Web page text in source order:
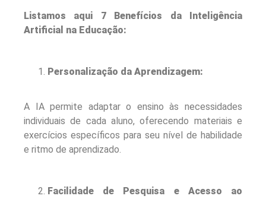
Listamos aqui 7 Benefícios da Inteligência
Artificial na Educação:
Personalização da Aprendizagem:
A IA permite adaptar o ensino às necessidades
individuais de cada aluno, oferecendo materiais e
exercícios específicos para seu nível de habilidade
e ritmo de aprendizado.
Facilidade de Pesquisa e Acesso ao